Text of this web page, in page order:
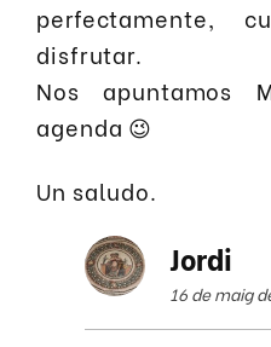
perfectamente,
disfrutar.
Nos apuntamos
agenda 😉
Un saludo.
Jordi
16 de maig